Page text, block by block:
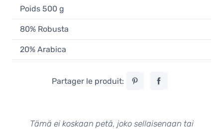
Poids 500 g
80% Robusta
20% Arabica
Partager le produit:
Tämä ei koskaan petä, joko sellaisenaan tai